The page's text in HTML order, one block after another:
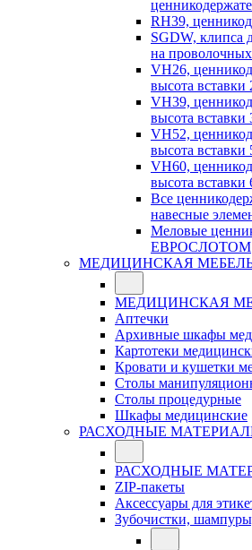
RH39,
SGDW, клипса
на
VH26,
высота вставки
VH39,
высота вставки
VH52,
высота вставки
VH60,
высота вставки
Все
навесные
Меловые
ЕВРОСЛОТОМ
МЕДИЦИНСКАЯ
МЕДИЦИНСКАЯ
Аптечки
Архивные шкафы
Картотеки
Кровати и кушетки
Столы
Столы процедурные
Шкафы медицинские
РАСХОДНЫЕ
РАСХОДНЫЕ
ZIP-пакеты
Аксессуары для
Зубочистки,